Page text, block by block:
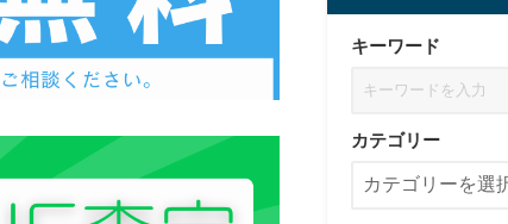
キーワード
カテゴリー